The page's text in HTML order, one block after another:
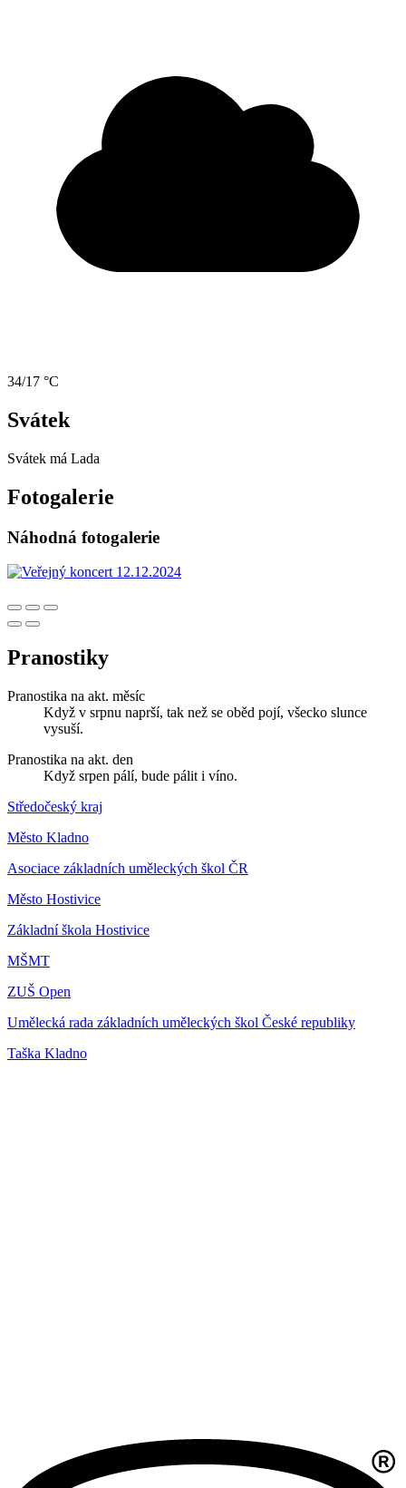
34/17 °C
Svátek
Svátek má Lada
Fotogalerie
Náhodná fotogalerie
Pranostiky
Pranostika na akt. měsíc
Když v srpnu naprší, tak než se oběd pojí, všecko slunce
vysuší.
Pranostika na akt. den
Když srpen pálí, bude pálit i víno.
Středočeský kraj
Město Kladno
Asociace základních uměleckých škol ČR
Město Hostivice
Základní škola Hostivice
MŠMT
ZUŠ Open
Umělecká rada základních uměleckých škol České republiky
Taška Kladno